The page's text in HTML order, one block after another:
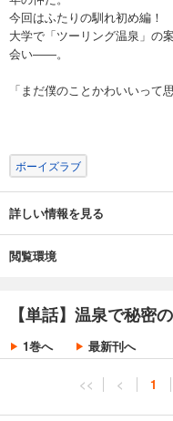
今回はふたりの馴れ初め編！
大学で「ツーリング温泉」の
会い――。
「まだ僕のことかわいいって
ボーイズラブ
詳しい情報を見る
閲覧環境
【単話】温泉で秘密
1巻へ 最新刊へ
<< < 1